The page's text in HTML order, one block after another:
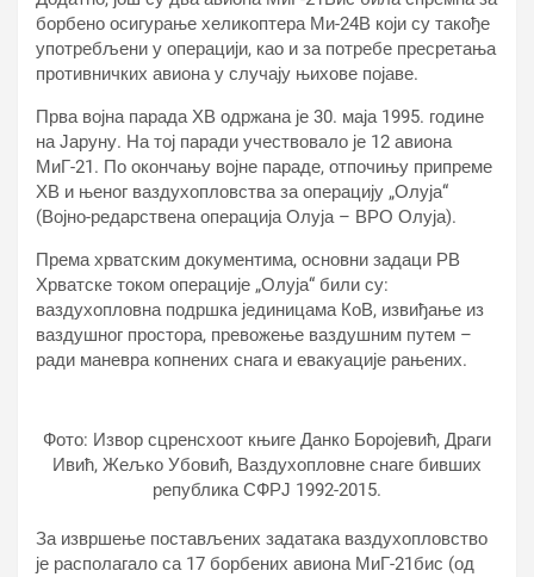
борбено осигурање хеликоптера Ми-24В који су такође
употребљени у операцији, као и за потребе пресретања
противничких авиона у случају њихове појаве.
Прва војна парада ХВ одржана је 30. маја 1995. године
на Јаруну. На тој паради учествовало је 12 авиона
МиГ-21. По окончању војне параде, отпочињу припреме
ХВ и њеног ваздухопловства за операцију „Олуја“
(Војно-редарствена операција Олуја – ВРО Олуја).
Према хрватским документима, основни задаци РВ
Хрватске током операције „Олуја“ били су:
ваздухопловна подршка јединицама КоВ, извиђање из
ваздушног простора, превожење ваздушним путем –
ради маневра копнених снага и евакуације рањених.
Фото: Извор сцренсхоот књиге Данко Боројевић, Драги
Ивић, Жељко Убовић, Ваздухопловне снаге бивших
република СФРЈ 1992-2015.
За извршење постављених задатака ваздухопловство
је располагало са 17 борбених авиона МиГ-21бис (од